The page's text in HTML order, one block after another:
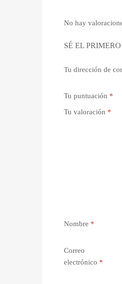
No hay
SÉ EL
Tu dirección de
Tu puntuación *
Tu valoración *
Nombre *
Correo
electrónico *